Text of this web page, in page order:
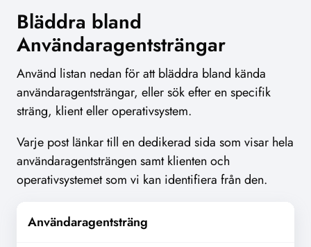
Bläddra bland
Användaragentsträngar
Använd listan nedan för att bläddra bland kända
användaragentsträngar, eller sök efter en specifik
sträng, klient eller operativsystem.
Varje post länkar till en dedikerad sida som visar hela
användaragentsträngen samt klienten och
operativsystemet som vi kan identifiera från den.
Användaragentsträng